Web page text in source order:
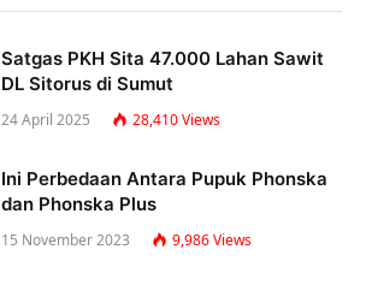
Satgas PKH Sita 47.000 Lahan Sawit
DL Sitorus di Sumut
24 April 2025 28,410Views
Ini Perbedaan Antara Pupuk Phonska
dan Phonska Plus
15 November 2023 9,986Views